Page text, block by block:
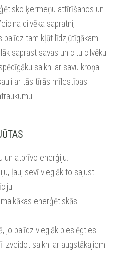
ķermeņu attīrīšanos un
cilvēka sapratni,
palīdz tam kļūt līdzjūtīgākam
saprast savas un citu cilvēku
saikni ar savu kroņa
ar tās tīrās mīlestības
un atbrīvo enerģiju.
ļauj sevī vieglāk to sajust.
enerģētiskās
jo palīdz vieglāk pieslēgties
izveidot saikni ar augstākajiem